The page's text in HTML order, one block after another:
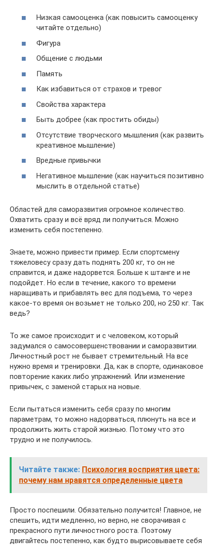
Низкая самооценка (как повысить самооценку
читайте отдельно)
Фигура
Общение с людьми
Память
Как избавиться от страхов и тревог
Свойства характера
Быть добрее (как простить обиды)
Отсутствие творческого мышления (как развить
креативное мышление)
Вредные привычки
Негативное мышление (как научиться позитивно
мыслить в отдельной статье)
Областей для саморазвития огромное количество.
Охватить сразу и всё вряд ли получиться. Можно
изменить себя постепенно.
Знаете, можно привести пример. Если спортсмену
тяжеловесу сразу дать поднять 200 кг, то он не
справится, и даже надорвется. Больше к штанге и не
подойдет. Но если в течение, какого то времени
наращивать и прибавлять вес для подъема, то через
какое-то время он возьмет не только 200, но 250 кг. Так
ведь?
То же самое происходит и с человеком, который
задумался о самосовершенствовании и саморазвитии.
Личностный рост не бывает стремительный. На все
нужно время и тренировки. Да, как в спорте, одинаковое
повторение каких либо упражнений. Или изменение
привычек, с заменой старых на новые.
Если пытаться изменить себя сразу по многим
параметрам, то можно надорваться, плюнуть на все и
продолжить жить старой жизнью. Потому что это
трудно и не получилось.
Читайте также: Психология восприятия цвета:
почему нам нравятся определенные цвета
Просто поспешили. Обязательно получится! Главное, не
спешить, идти медленно, но верно, не сворачивая с
прекрасного пути личностного роста. Поэтому
двигайтесь постепенно, как будто вырисовываете себя